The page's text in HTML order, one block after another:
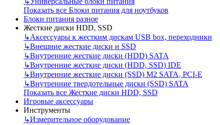
Показать все Блоки питания для ноутбуков
Блоки питания разное
Жесткие диски HDD, SSD
↳Аксессуары к жестким дискам USB box, переходники
↳Внешние жесткие диски и SSD
↳Внутренние жесткие диски (HDD) SATA
↳Внутренние жесткие диски (HDD, SSD) IDE
↳Внутренние жесткие диски (SSD) M2 SATA, PCI-E
↳Внутренние твердотельные диски (SSD) SATA
Показать все Жесткие диски HDD, SSD
Игровые аксессуары
Инструменты
↳Измерительное оборудование